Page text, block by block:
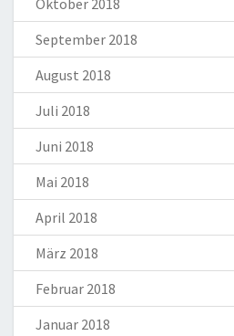
September 2018
August 2018
Juli 2018
Juni 2018
Mai 2018
April 2018
März 2018
Februar 2018
Januar 2018